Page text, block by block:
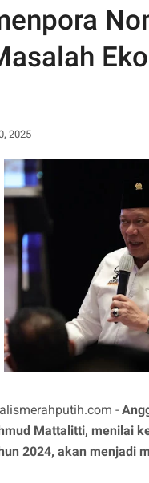
2025
-
Mattalitti, menilai
2024, akan menjadi